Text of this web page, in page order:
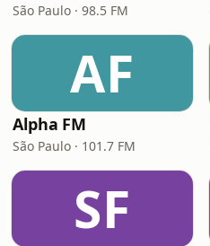
São Paulo · 98.5 FM
AF
Alpha FM
São Paulo · 101.7 FM
SF